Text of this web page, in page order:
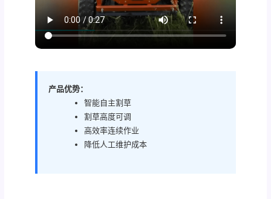
产品优势：
智能自主割草
割草高度可调
高效率连续作业
降低人工维护成本